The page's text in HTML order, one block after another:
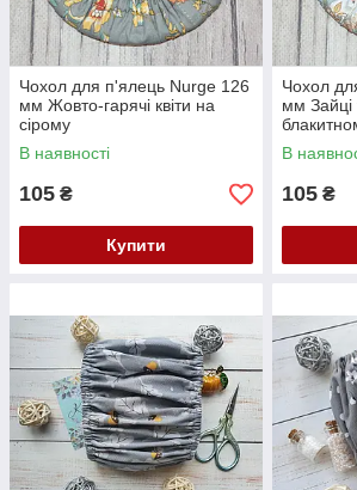
Чохол для п'ялець Nurge 126
мм Жовто-гарячі квіти на
сірому
В наявності
105 ₴
Купити
Чохол
мм Зайці
В
105 ₴